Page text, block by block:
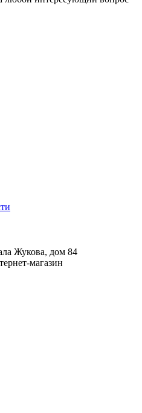
Жукова, дом 84
магазин